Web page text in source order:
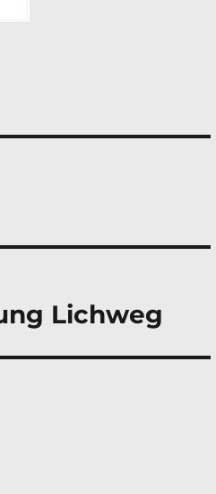
Lichweg